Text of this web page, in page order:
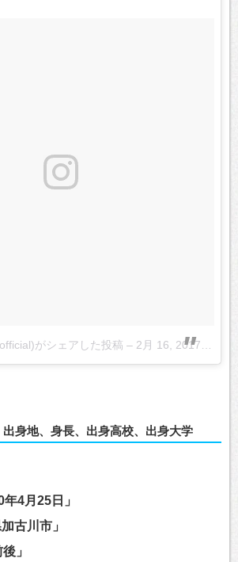
がシェアした投稿 – 2月 16, 2017 at 7:00午前 PST
身地、身長、出身高校、出身大学
年4月25日」
古川市」
」